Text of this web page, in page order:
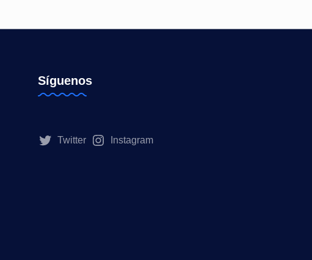
Síguenos
Twitter Instagram